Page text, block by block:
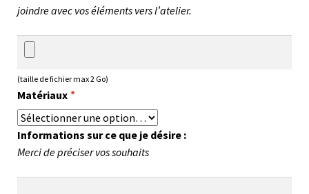
joindre avec vos éléments vers l’atelier.
(taille de fichier max 2 Go)
Matériaux *
Informations sur ce que je désire :
Merci de préciser vos souhaits